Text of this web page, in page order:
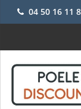
04 50 16 11